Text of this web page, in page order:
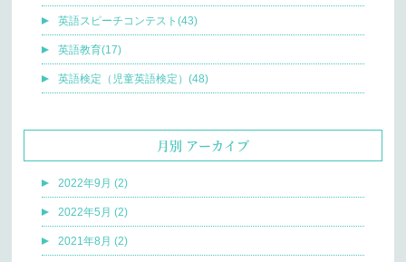
英語スピーチコンテスト(43)
英語教育(17)
英語検定（児童英語検定）(48)
月別 アーカイブ
2022年9月 (2)
2022年5月 (2)
2021年8月 (2)